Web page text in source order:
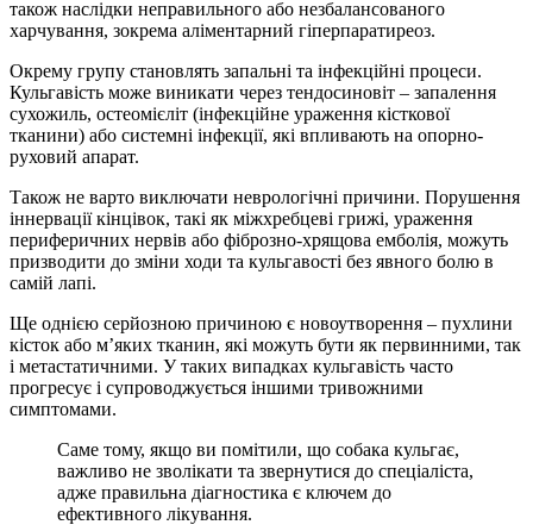
також наслідки неправильного або незбалансованого
харчування, зокрема аліментарний гіперпаратиреоз.
Окрему групу становлять запальні та інфекційні процеси.
Кульгавість може виникати через тендосиновіт – запалення
сухожиль, остеомієліт (інфекційне ураження кісткової
тканини) або системні інфекції, які впливають на опорно-
руховий апарат.
Також не варто виключати неврологічні причини. Порушення
іннервації кінцівок, такі як міжхребцеві грижі, ураження
периферичних нервів або фіброзно-хрящова емболія, можуть
призводити до зміни ходи та кульгавості без явного болю в
самій лапі.
Ще однією серйозною причиною є новоутворення – пухлини
кісток або м’яких тканин, які можуть бути як первинними, так
і метастатичними. У таких випадках кульгавість часто
прогресує і супроводжується іншими тривожними
симптомами.
Саме тому, якщо ви помітили, що собака кульгає,
важливо не зволікати та звернутися до спеціаліста,
адже правильна діагностика є ключем до
ефективного лікування.